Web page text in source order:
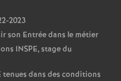
2023
son Entrée dans le métier
INSPE, stage du
tenues dans des conditions